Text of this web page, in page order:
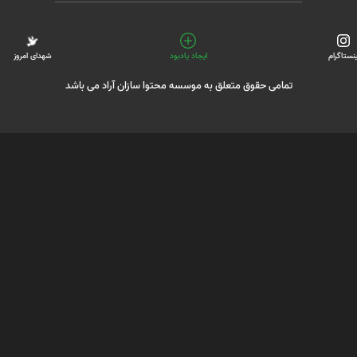
ایجاد یادبود شهدای امروز
تمامی حقوق متعلق به موسسه محتوا سازان آراد می باشد